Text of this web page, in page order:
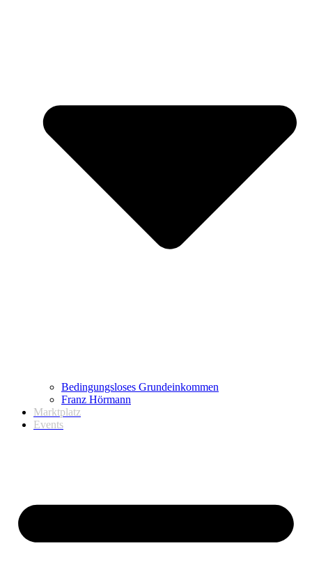
Bedingungsloses Grundeinkommen
Franz Hörmann
Marktplatz
Events